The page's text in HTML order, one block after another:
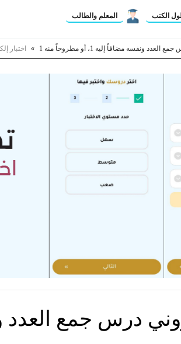
الكتب المعلم والطالب
العدد ونفسه مضافاً إليه 1، أو مطروحاً منه 1 » اختبار
درس جمع العدد ونفسه